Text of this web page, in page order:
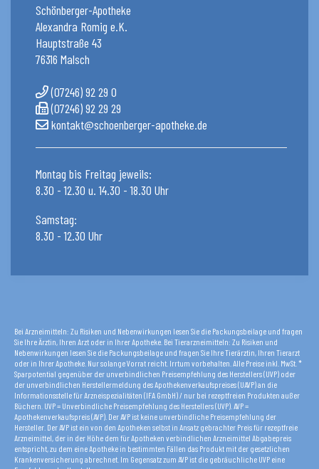
Schönberger-Apotheke
Alexandra Romig e.K.
Hauptstraße 43
76316 Malsch
(07246) 92 29 0
(07246) 92 29 29
kontakt@schoenberger-apotheke.de
Montag bis Freitag jeweils:
8.30 - 12.30 u. 14.30 - 18.30 Uhr
Samstag:
8.30 - 12.30 Uhr
Bei Arzneimitteln: Zu Risiken und Nebenwirkungen lesen Sie die Packungsbeilage und fragen
Sie Ihre Ärztin, Ihren Arzt oder in Ihrer Apotheke. Bei Tierarzneimitteln: Zu Risiken und
Nebenwirkungen lesen Sie die Packungsbeilage und fragen Sie Ihre Tierärztin, Ihren Tierarzt
oder in Ihrer Apotheke. Nur solange Vorrat reicht. Irrtum vorbehalten. Alle Preise inkl. MwSt. *
Sparpotential gegenüber der unverbindlichen Preisempfehlung des Herstellers (UVP) oder
der unverbindlichen Herstellermeldung des Apothekenverkaufspreises (UAVP) an die
Informationsstelle für Arzneispezialitäten (IFA GmbH) / nur bei rezeptfreien Produkten außer
Büchern. UVP = Unverbindliche Preisempfehlung des Herstellers (UVP). AVP =
Apothekenverkaufspreis (AVP). Der AVP ist keine unverbindliche Preisempfehlung der
Hersteller. Der AVP ist ein von den Apotheken selbst in Ansatz gebrachter Preis für rezeptfreie
Arzneimittel, der in der Höhe dem für Apotheken verbindlichen Arzneimittel Abgabepreis
entspricht, zu dem eine Apotheke in bestimmten Fällen das Produkt mit der gesetzlichen
Krankenversicherung abrechnet. Im Gegensatz zum AVP ist die gebräuchliche UVP eine